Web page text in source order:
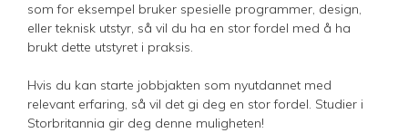
som for eksempel bruker spesielle programmer, design,
eller teknisk utstyr, så vil du ha en stor fordel med å ha
brukt dette utstyret i praksis.
Hvis du kan starte jobbjakten som nyutdannet med
relevant erfaring, så vil det gi deg en stor fordel. Studier i
Storbritannia gir deg denne muligheten!